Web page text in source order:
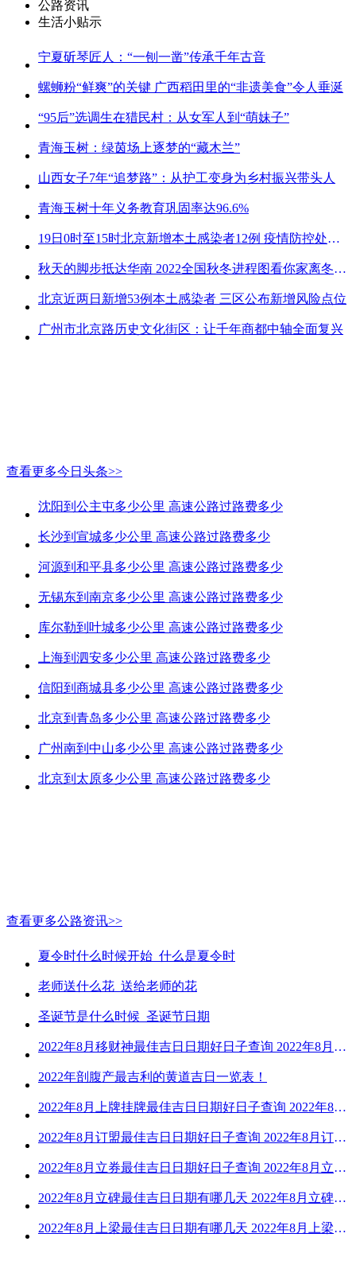
公路资讯
生活小贴示
宁夏斫琴匠人：“一刨一凿”传承千年古音
螺蛳粉“鲜爽”的关键 广西稻田里的“非遗美食”令人垂涎
“95后”选调生在猎民村：从女军人到“萌妹子”
青海玉树：绿茵场上逐梦的“藏木兰”
山西女子7年“追梦路”：从护工变身为乡村振兴带头人
青海玉树十年义务教育巩固率达96.6%
19日0时至15时北京新增本土感染者12例 疫情防控处关键时刻
秋天的脚步抵达华南 2022全国秋冬进程图看你家离冬天有多远
北京近两日新增53例本土感染者 三区公布新增风险点位
广州市北京路历史文化街区：让千年商都中轴全面复兴
查看更多今日头条>>
沈阳到公主屯多少公里 高速公路过路费多少
长沙到宣城多少公里 高速公路过路费多少
河源到和平县多少公里 高速公路过路费多少
无锡东到南京多少公里 高速公路过路费多少
库尔勒到叶城多少公里 高速公路过路费多少
上海到泗安多少公里 高速公路过路费多少
信阳到商城县多少公里 高速公路过路费多少
北京到青岛多少公里 高速公路过路费多少
广州南到中山多少公里 高速公路过路费多少
北京到太原多少公里 高速公路过路费多少
查看更多公路资讯>>
夏令时什么时候开始_什么是夏令时
老师送什么花_送给老师的花
圣诞节是什么时候_圣诞节日期
2022年8月移财神最佳吉日日期好日子查询 2022年8月移财神吉日一览
2022年剖腹产最吉利的黄道吉日一览表！
2022年8月上牌挂牌最佳吉日日期好日子查询 2022年8月上牌吉日精选
2022年8月订盟最佳吉日日期好日子查询 2022年8月订盟黄道吉日一览
2022年8月立券最佳吉日日期好日子查询 2022年8月立券的黄道吉日一览
2022年8月立碑最佳吉日日期有哪几天 2022年8月立碑吉日查询
2022年8月上梁最佳吉日日期有哪几天 2022年8月上梁的黄道吉日